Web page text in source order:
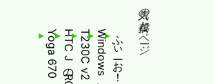
人気の投稿とページ